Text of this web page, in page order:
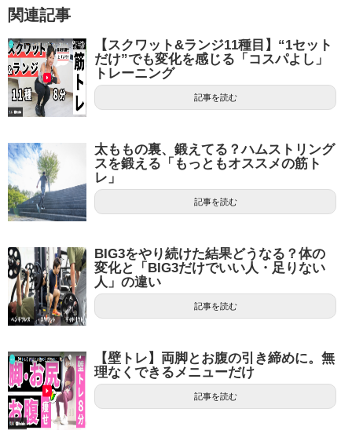
関連記事
【スクワット&ランジ11種目】“1セット
だけ”でも変化を感じる「コスパよし」
トレーニング
記事を読む
太ももの裏、鍛えてる？ハムストリング
スを鍛える「もっともオススメの筋ト
レ」
記事を読む
BIG3をやり続けた結果どうなる？体の
変化と「BIG3だけでいい人・足りない
人」の違い
記事を読む
【壁トレ】両脚とお腹の引き締めに。無
理なくできるメニューだけ
記事を読む